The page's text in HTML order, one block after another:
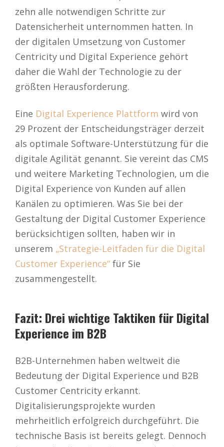
zehn alle notwendigen Schritte zur
Datensicherheit unternommen hatten. In
der digitalen Umsetzung von Customer
Centricity und Digital Experience gehört
daher die Wahl der Technologie zu der
größten Herausforderung.
Eine Digital Experience Plattform wird von
29 Prozent der Entscheidungsträger derzeit
als optimale Software-Unterstützung für die
digitale Agilität genannt. Sie vereint das CMS
und weitere Marketing Technologien, um die
Digital Experience von Kunden auf allen
Kanälen zu optimieren. Was Sie bei der
Gestaltung der Digital Customer Experience
berücksichtigen sollten, haben wir in
unserem „Strategie-Leitfaden für die Digital
Customer Experience“ für Sie
zusammengestellt.
Fazit: Drei wichtige Taktiken für Digital
Experience im B2B
B2B-Unternehmen haben weltweit die
Bedeutung der Digital Experience und B2B
Customer Centricity erkannt.
Digitalisierungsprojekte wurden
mehrheitlich erfolgreich durchgeführt. Die
technische Basis ist bereits gelegt. Dennoch